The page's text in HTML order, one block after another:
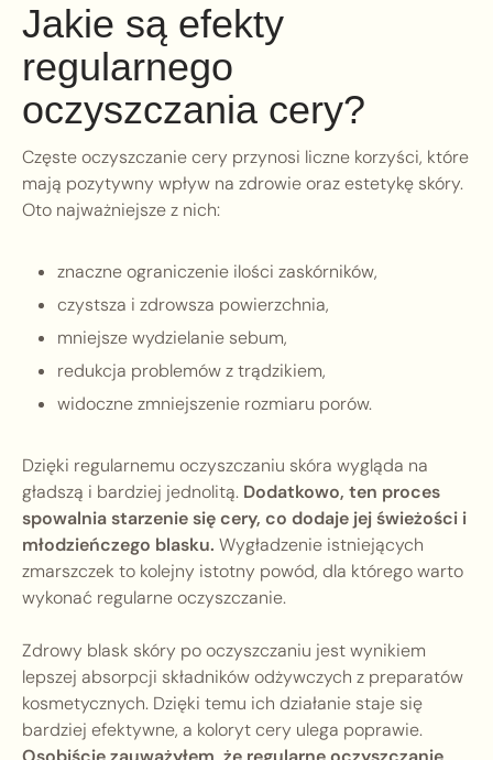
Jakie są efekty
regularnego
oczyszczania cery?
Częste oczyszczanie cery przynosi liczne korzyści, które
mają pozytywny wpływ na zdrowie oraz estetykę skóry.
Oto najważniejsze z nich:
znaczne ograniczenie ilości zaskórników,
czystsza i zdrowsza powierzchnia,
mniejsze wydzielanie sebum,
redukcja problemów z trądzikiem,
widoczne zmniejszenie rozmiaru porów.
Dzięki regularnemu oczyszczaniu skóra wygląda na
gładszą i bardziej jednolitą. Dodatkowo, ten proces
spowalnia starzenie się cery, co dodaje jej świeżości i
młodzieńczego blasku. Wygładzenie istniejących
zmarszczek to kolejny istotny powód, dla którego warto
wykonać regularne oczyszczanie.
Zdrowy blask skóry po oczyszczaniu jest wynikiem
lepszej absorpcji składników odżywczych z preparatów
kosmetycznych. Dzięki temu ich działanie staje się
bardziej efektywne, a koloryt cery ulega poprawie.